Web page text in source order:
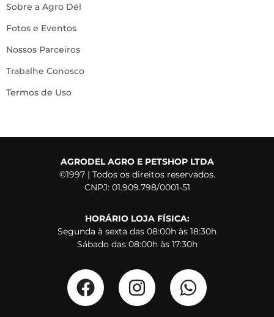
Sobre a Agro Dél
Fotos e Eventos
Nossos Parceiros
Trabalhe Conosco
Termos de Uso
AGRODEL AGRO E PETSHOP LTDA
©1997 | Todos os direitos reservados.
CNPJ: 01.909.798/0001-51
HORÁRIO LOJA FÍSICA:
Segunda à sexta das 08:00h às 18:30h
Sábado das 08:00h às 17:30h